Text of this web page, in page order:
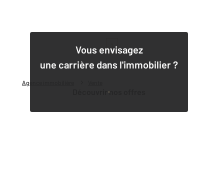
Agence immobilière
Vous envisagez
une carrière dans l'immobilier ?
Découvrir nos offres
1